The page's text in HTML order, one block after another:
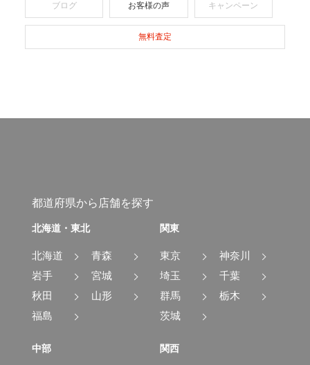
ブログ お客様の声 キャンペーン
無料査定
都道府県から店舗を探す
北海道・東北
北海道
青森
岩手
宮城
秋田
山形
福島
関東
東京
神奈川
埼玉
千葉
群馬
栃木
茨城
中部 関西